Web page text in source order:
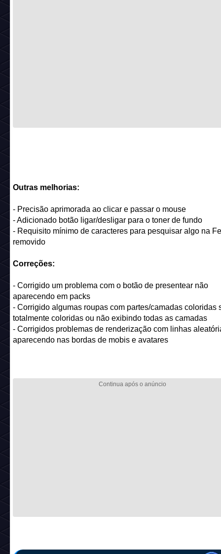
Outras melhorias:
- Precisão aprimorada ao clicar e passar o mouse
- Adicionado botão ligar/desligar para o toner de fundo
- Requisito mínimo de caracteres para pesquisar algo na
removido
Correções:
- Corrigido um problema com o botão de presentear não
aparecendo em packs
- Corrigido algumas roupas com partes/camadas coloridas
totalmente coloridas ou não exibindo todas as camadas
- Corrigidos problemas de renderização com linhas
aparecendo nas bordas de mobis e avatares